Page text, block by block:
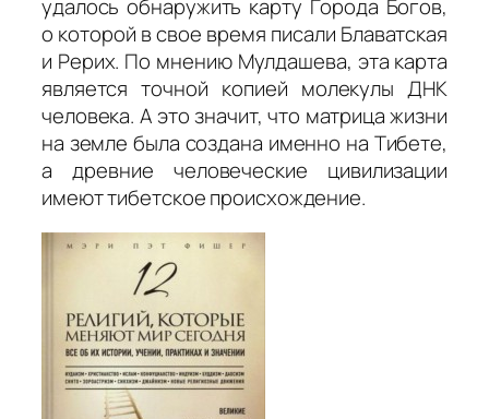
удалось обнаружить карту Города Богов,
о которой в свое время писали Блаватская
и Рерих. По мнению Мулдашева, эта карта
является точной копией молекулы ДНК
человека. А это значит, что матрица жизни
на земле была создана именно на Тибете,
а древние человеческие цивилизации
имеют тибетское происхождение.